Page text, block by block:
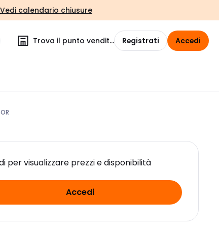
Vedi calendario chiusure
Trova il punto vendita Registrati Accedi
per visualizzare prezzi e disponibilità
Accedi